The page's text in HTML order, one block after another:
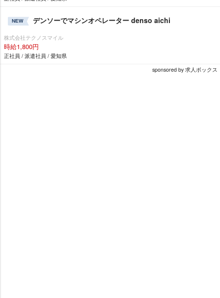
NEW デンソーでマシンオペレーター denso aichi
株式会社テクノスマイル
時給1,800円
正社員 / 派遣社員 / 愛知県
sponsored by 求人ボックス